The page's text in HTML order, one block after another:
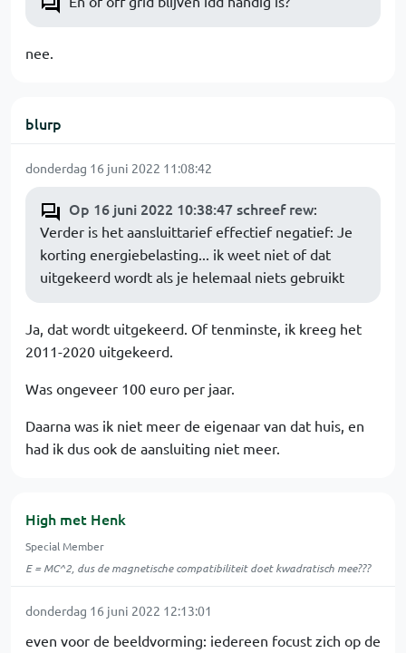
nee.
blurp
donderdag 16 juni 2022 11:08:42
Op 16 juni 2022 10:38:47 schreef rew:
Verder is het aansluittarief effectief negatief: Je
korting energiebelasting... ik weet niet of dat
uitgekeerd wordt als je helemaal niets gebruikt
Ja, dat wordt uitgekeerd. Of tenminste, ik kreeg het
2011-2020 uitgekeerd.
Was ongeveer 100 euro per jaar.
Daarna was ik niet meer de eigenaar van dat huis, en
had ik dus ook de aansluiting niet meer.
High met Henk
Special Member
E = MC^2, dus de magnetische compatibiliteit doet kwadratisch mee???
donderdag 16 juni 2022 12:13:01
even voor de beeldvorming: iedereen focust zich op de